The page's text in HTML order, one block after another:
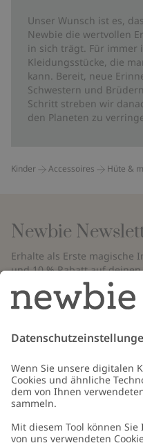
Unser Wunsch ist es,
Newbie die wertvollen
in sich trägt. Für immer
Kleidungsstücke, die
kann. Bereit, neue
Schwestern und
Schritt streben wir
den Planeten zu
Kinder Accessoires Hüte &
Newbie
Erhalte als Erste magische
und 10 % Rabatt auf
*Gilt nur für deine erste
oder Angeboten kombinierbar.
überprüfe deinen Spam-Ordner.